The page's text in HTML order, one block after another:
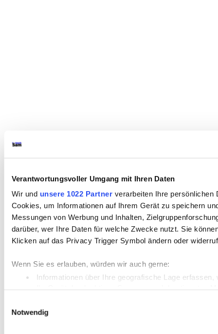
Verantwortungsvoller Umgang mit Ihren Daten
Wir und unsere 1022 Partnerverarbeiten Ihre persönlichen
Cookies, um Informationen auf Ihrem Gerät zu speichern
Messungen von Werbung und Inhalten,
darüber, wer Ihre Daten für welche Zwecke nutzt. Sie
Klicken auf das Privacy Trigger Symbol ändern oder
Wenn Sie es erlauben, würden wir auch gerne:
Informationen über Ihre geografische Lage
Ihr Gerät durch aktives Scannen nach bestimmten
Einzelheiten
Notwendig